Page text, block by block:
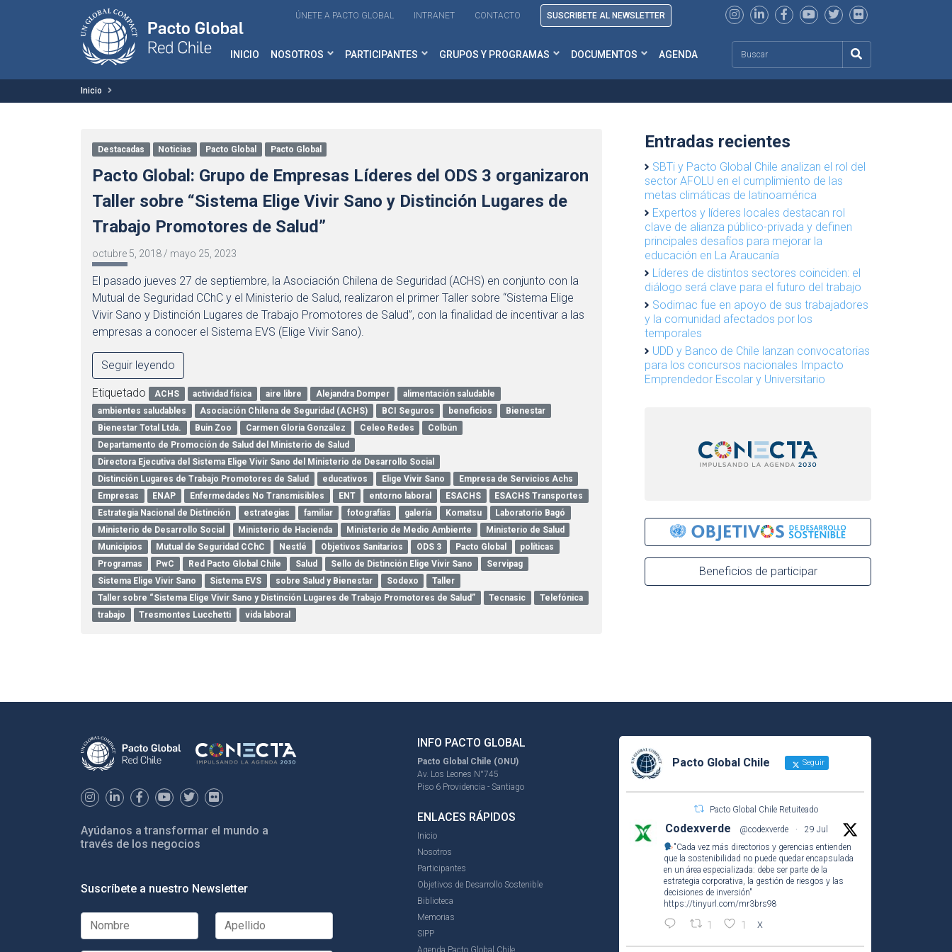
ÚNETE A PACTO GLOBAL INTRANET CONTACTO SUSCRIBETE AL NEWSLETTER
INICIO NOSOTROS PARTICIPANTES GRUPOS Y PROGRAMAS DOCUMENTOS AGENDA
Inicio
Destacadas Noticias Pacto Global Pacto Global
Pacto Global: Grupo de Empresas Líderes del ODS 3 organizaron
Taller sobre “Sistema Elige Vivir Sano y Distinción Lugares de
Trabajo Promotores de Salud”
octubre 5, 2018 / mayo 25, 2023
El pasado jueves 27 de septiembre, la Asociación Chilena de Seguridad (ACHS) en conjunto con la
Mutual de Seguridad CChC y el Ministerio de Salud, realizaron el primer Taller sobre “Sistema Elige
Vivir Sano y Distinción Lugares de Trabajo Promotores de Salud”, con la finalidad de incentivar a las
empresas a conocer el Sistema EVS (Elige Vivir Sano).
Seguir leyendo
Etiquetado ACHS actividad física aire libre Alejandra Domper
alimentación saludable
ambientes saludables
Asociación Chilena de Seguridad (ACHS) BCI Seguros beneficios
Bienestar
Bienestar Total Ltda.
Buin Zoo Carmen Gloria González Celeo Redes
Colbún
Departamento de Promoción de Salud del Ministerio de Salud
Directora Ejecutiva del Sistema Elige Vivir Sano del Ministerio de Desarrollo Social
Distinción Lugares de Trabajo Promotores de Salud
educativos Elige Vivir Sano
Empresa de Servicios Achs
Empresas
ENAP Enfermedades No Transmisibles ENT entorno laboral ESACHS
ESACHS Transportes
Estrategia Nacional de Distinción
estrategias familiar fotografías galería Komatsu
Laboratorio Bagó
Ministerio de Desarrollo Social
Ministerio de Hacienda Ministerio de Medio Ambiente
Ministerio de Salud
Municipios
Mutual de Seguridad CChC Nestlé Objetivos Sanitarios ODS 3 Pacto Global
políticas
Programas
PwC Red Pacto Global Chile Salud Sello de Distinción Elige Vivir Sano
Servipag
Sistema Elige Vivir Sano
Sistema EVS sobre Salud y Bienestar Sodexo
Taller
Taller sobre “Sistema Elige Vivir Sano y Distinción Lugares de Trabajo Promotores de Salud”
Tecnasic
Telefónica
trabajo
Tresmontes Lucchetti vida laboral
Entradas recientes
SBTi y Pacto Global Chile analizan el rol del
sector AFOLU en el cumplimiento de las
metas climáticas de latinoamérica
Expertos y líderes locales destacan rol
clave de alianza público-privada y definen
principales desafíos para mejorar la
educación en La Araucanía
Líderes de distintos sectores coinciden: el
diálogo será clave para el futuro del trabajo
Sodimac fue en apoyo de sus trabajadores
y la comunidad afectados por los
temporales
UDD y Banco de Chile lanzan convocatorias
para los concursos nacionales Impacto
Emprendedor Escolar y Universitario
Beneficios de participar
Ayúdanos a transformar el mundo a
través de los negocios
Suscríbete a nuestro Newsletter
INFO PACTO GLOBAL
Pacto Global Chile (ONU)
Av. Los Leones N°745
Piso 6 Providencia - Santiago
ENLACES RÁPIDOS
Inicio
Nosotros
Participantes
Objetivos de Desarrollo Sostenible
Biblioteca
Memorias
SIPP
Agenda Pacto Global Chile
Pacto Global Chile Seguir
Pacto Global Chile Retuiteado
Codexverde @codexverde ·
29 Jul
"Cada vez más directorios y gerencias entienden
que la sostenibilidad no puede quedar encapsulada
en un área especializada: debe ser parte de la
estrategia corporativa, la gestión de riesgos y las
decisiones de inversión"
https://tinyurl.com/mr3brs98
1 1 X